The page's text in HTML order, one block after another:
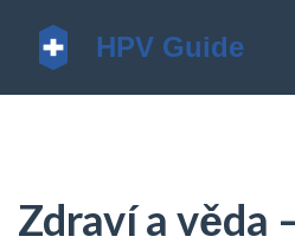
Zdraví a věda